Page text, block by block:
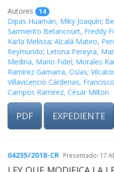
Autores 14
Dipas Huamán, Miky Joaquín;
Sarmiento Betancourt, Freddy
Karla Melissa; Alcalá Mateo,
Reymundo; Letona Pereyra,
Medina, Mario Fidel; Morales
Ramírez Gamarra, Osías;
Villavicencio Cárdenas,
Campos Ramírez, César Milton
PDF EXPEDIENTE
04235/2018-CR Presentado: 17